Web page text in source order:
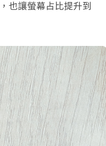
也讓螢幕占比提升到